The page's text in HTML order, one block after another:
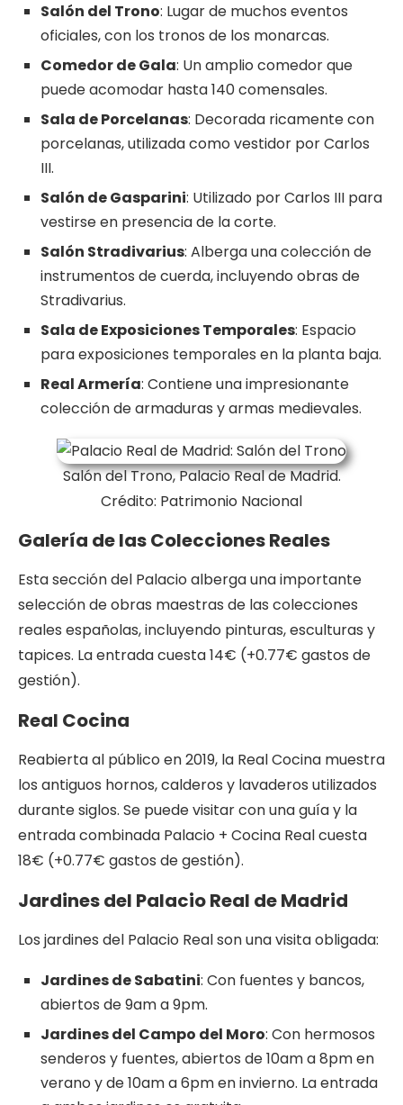
Salón del Trono: Lugar de muchos eventos
oficiales, con los tronos de los monarcas.
Comedor de Gala: Un amplio comedor que
puede acomodar hasta 140 comensales.
Sala de Porcelanas: Decorada ricamente con
porcelanas, utilizada como vestidor por Carlos
III.
Salón de Gasparini: Utilizado por Carlos III para
vestirse en presencia de la corte.
Salón Stradivarius: Alberga una colección de
instrumentos de cuerda, incluyendo obras de
Stradivarius.
Sala de Exposiciones Temporales: Espacio
para exposiciones temporales en la planta baja.
Real Armería: Contiene una impresionante
colección de armaduras y armas medievales.
Salón del Trono, Palacio Real de Madrid.
Crédito: Patrimonio Nacional
Galería de las Colecciones Reales
Esta sección del Palacio alberga una importante
selección de obras maestras de las colecciones
reales españolas, incluyendo pinturas, esculturas y
tapices. La entrada cuesta 14€ (+0.77€ gastos de
gestión).
Real Cocina
Reabierta al público en 2019, la Real Cocina muestra
los antiguos hornos, calderos y lavaderos utilizados
durante siglos. Se puede visitar con una guía y la
entrada combinada Palacio + Cocina Real cuesta
18€ (+0.77€ gastos de gestión).
Jardines del Palacio Real de Madrid
Los jardines del Palacio Real son una visita obligada:
Jardines de Sabatini: Con fuentes y bancos,
abiertos de 9am a 9pm.
Jardines del Campo del Moro: Con hermosos
senderos y fuentes, abiertos de 10am a 8pm en
verano y de 10am a 6pm en invierno. La entrada